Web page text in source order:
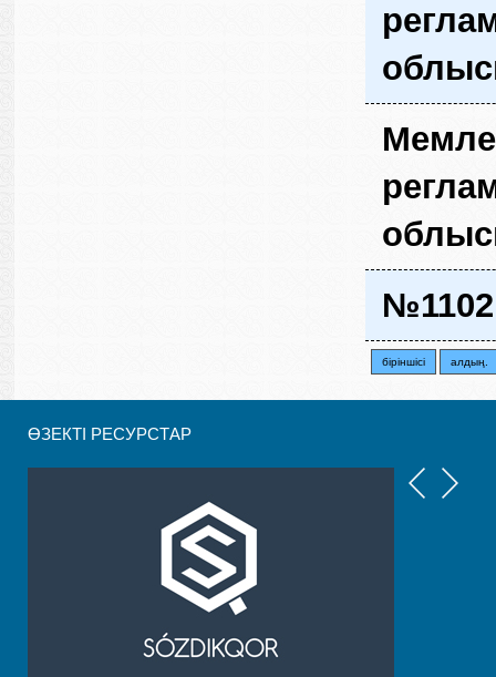
бiрiншiсi алдың.
ӨЗЕКТІ РЕСУРСТАР